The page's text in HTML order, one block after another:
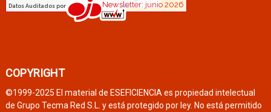
COPYRIGHT
©1999-2025 El material de ESEFICIENCIA es propiedad intelectual
de Grupo Tecma Red S.L. y está protegido por ley. No está permitido